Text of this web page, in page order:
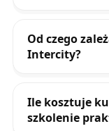
Od czego
Intercity?
Ile kosztuje
szkolenie